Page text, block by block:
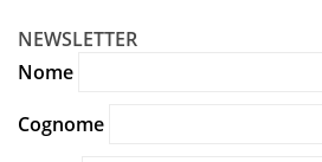
NEWSLETTER
Nome
Cognome